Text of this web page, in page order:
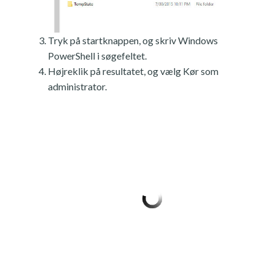
Tryk på startknappen, og skriv Windows
PowerShell i søgefeltet.
Højreklik på resultatet, og vælg Kør som
administrator.